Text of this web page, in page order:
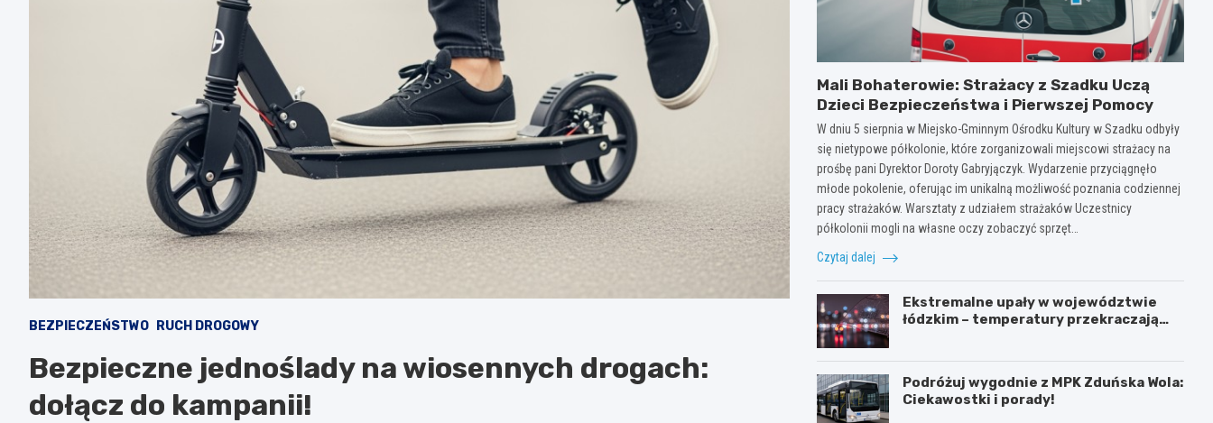
BEZPIECZEŃSTWO RUCH DROGOWY
Bezpieczne jednoślady na wiosennych drogach:
dołącz do kampanii!
Mali Bohaterowie: Strażacy z Szadku Uczą
Dzieci Bezpieczeństwa i Pierwszej Pomocy
W dniu 5 sierpnia w Miejsko-Gminnym Ośrodku Kultury w Szadku odbyły
się nietypowe półkolonie, które zorganizowali miejscowi strażacy na
prośbę pani Dyrektor Doroty Gabryjączyk. Wydarzenie przyciągnęło
młode pokolenie, oferując im unikalną możliwość poznania codziennej
pracy strażaków. Warsztaty z udziałem strażaków Uczestnicy
półkolonii mogli na własne oczy zobaczyć sprzęt…
Czytaj dalej
Ekstremalne upały w województwie
łódzkim – temperatury przekraczają
Podróżuj wygodnie z MPK Zduńska Wola:
Ciekawostki i porady!